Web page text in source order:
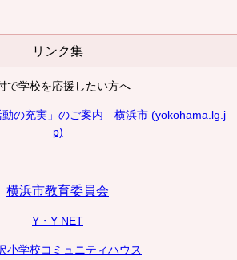
リンク集
で学校を応援したい方へ
動の充実」のご案内 横浜市 (yokohama.lg.j
p)
横浜市教育委員会
Y・Y NET
小学校コミュニティハウス